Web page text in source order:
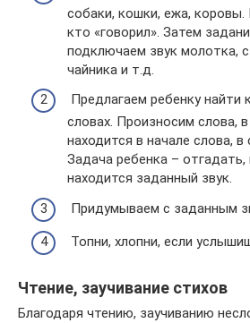
собаки, кошки, ежа, коровы.
кто «говорил». Затем
подключаем звук молотка,
чайника и т.д.
Предлагаем ребенку найти
словах. Произносим слова,
находится в начале слова, в
Задача ребенка –
находится заданный звук.
Придумываем с заданным
Топни, хлопни, если
Чтение, заучивание стихов
Благодаря чтению, заучиванию